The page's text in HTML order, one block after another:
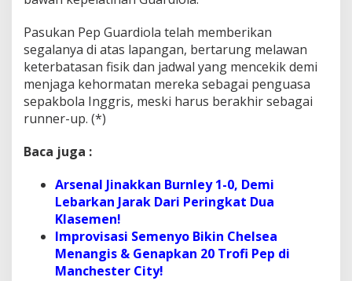
Pasukan Pep Guardiola telah memberikan
segalanya di atas lapangan, bertarung melawan
keterbatasan fisik dan jadwal yang mencekik demi
menjaga kehormatan mereka sebagai penguasa
sepakbola Inggris, meski harus berakhir sebagai
runner-up. (*)
Baca juga :
Arsenal Jinakkan Burnley 1-0, Demi
Lebarkan Jarak Dari Peringkat Dua
Klasemen!
Improvisasi Semenyo Bikin Chelsea
Menangis & Genapkan 20 Trofi Pep di
Manchester City!